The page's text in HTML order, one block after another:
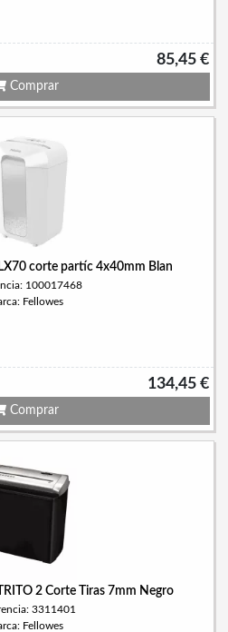
85,45 €
Comprar
corte partíc 4x40mm Blan
100017468
Fellowes
134,45 €
Comprar
2 Corte Tiras 7mm Negro
3311401
Fellowes